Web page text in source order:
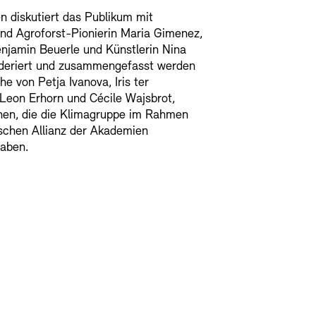
diskutiert das Publikum mit
Agroforst-Pionierin Maria Gimenez,
Beuerle und Künstlerin Nina
und zusammengefasst werden
von Petja Ivanova, Iris ter
Erhorn und Cécile Wajsbrot,
die die Klimagruppe im Rahmen
Allianz der Akademien